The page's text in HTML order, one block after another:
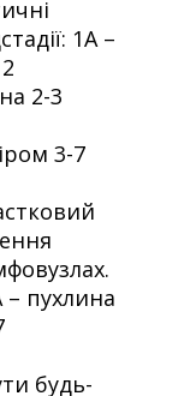
1А –
2-3
3-7
– пухлина
будь-